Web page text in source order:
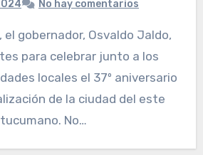
No hay comentarios
para celebrar junto a los
locales el 37º aniversario
de la ciudad del este
tucumano. No…